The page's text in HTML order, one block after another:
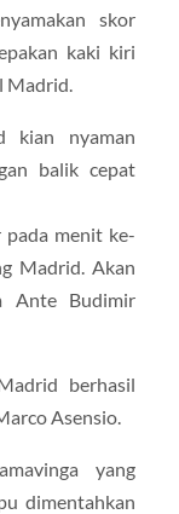
skor
kaki kiri
Madrid.
kian nyaman
balik cepat
pada menit ke-
Madrid. Akan
Ante Budimir
berhasil
Asensio.
yang
dimentahkan